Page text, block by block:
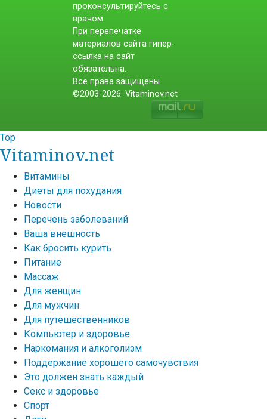
проконсультируйтесь с
врачом.
При перепечатке
материалов сайта гипер-
ссылка на сайт
обязательна.
Все права защищены
©2003-2026. Vitaminov.net
Top
Vitaminov.net
Витамины
Диеты для похудания
Новости
Перечень заболеваний
Ваша внешность
Как бросить курить
Питание
Массаж
Для женщин
Для мужчин
Для путешественников
Компьютер и здоровье
Наркомания и алкоголизм
Поддержание хорошего самочувствия
Это должен знать каждый
Секс и здоровье
Спорт